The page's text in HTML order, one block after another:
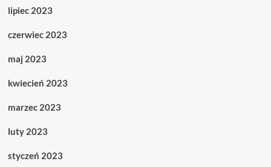
lipiec 2023
czerwiec 2023
maj 2023
kwiecień 2023
marzec 2023
luty 2023
styczeń 2023